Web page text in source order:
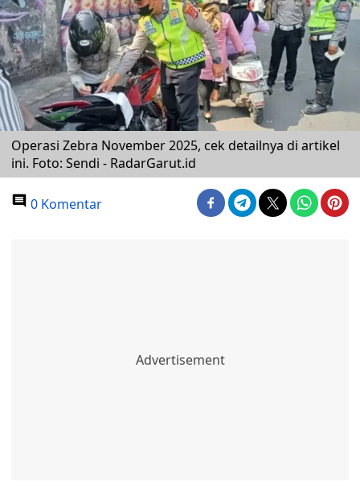
Operasi Zebra November 2025, cek detailnya di artikel
ini. Foto: Sendi - RadarGarut.id
0 Komentar